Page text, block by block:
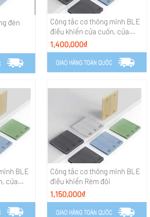
đèn
Công tắc cơ thông minh BLE
điều khiển cửa cuốn, cửa
cổng tự động có bao gồm phụ
kiện từ cửa
1,400,000₫
BLE
cửa
Công tắc cơ thông minh BLE
điều khiển Rèm đôi
1,150,000₫